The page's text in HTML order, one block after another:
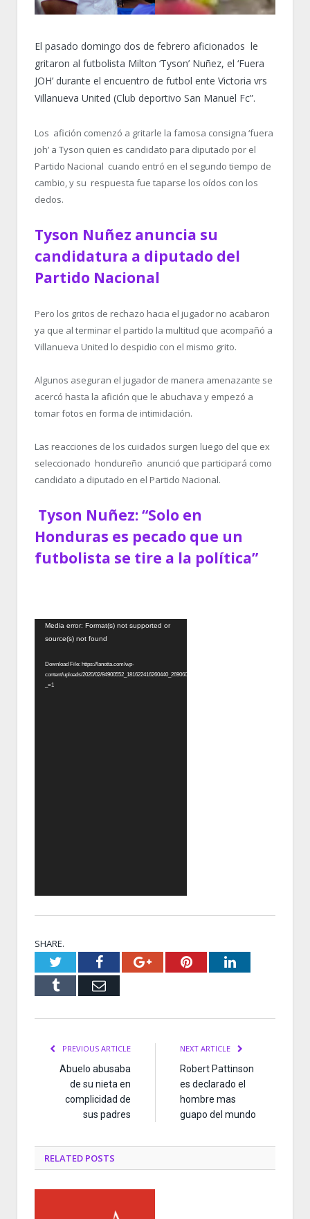
El pasado domingo dos de febrero aficionados le
gritaron al futbolista Milton ‘Tyson’ Nuñez, el ‘Fuera
JOH’ durante el encuentro de futbol ente Victoria vrs
Villanueva United (Club deportivo San Manuel Fc”.
Los afición comenzó a gritarle la famosa consigna ‘fuera
joh’ a Tyson quien es candidato para diputado por el
Partido Nacional cuando entró en el segundo tiempo de
cambio, y su respuesta fue taparse los oídos con los
dedos.
Tyson Nuñez anuncia su
candidatura a diputado del
Partido Nacional
Pero los gritos de rechazo hacia el jugador no acabaron
ya que al terminar el partido la multitud que acompañó a
Villanueva United lo despidio con el mismo grito.
Algunos aseguran el jugador de manera amenazante se
acercó hasta la afición que le abuchava y empezó a
tomar fotos en forma de intimidación.
Las reacciones de los cuidados surgen luego del que ex
seleccionado hondureño anunció que participará como
candidato a diputado en el Partido Nacional.
Tyson Nuñez: “Solo en
Honduras es pecado que un
futbolista se tire a la política”
Video
Player
Media error: Format(s) not supported or
source(s) not found
Download File: https://lanotta.com/wp-
content/uploads/2020/02/84900552_181622416260440_2690609716010156032_n.mp4?
_=1
SHARE.
TwitterFacebookGoogle+PinterestLinkedIn
Tumblr Email
PREVIOUS ARTICLE
Abuelo abusaba
de su nieta en
complicidad de
sus padres
NEXT ARTICLE
Robert Pattinson
es declarado el
hombre mas
guapo del mundo
RELATED POSTS